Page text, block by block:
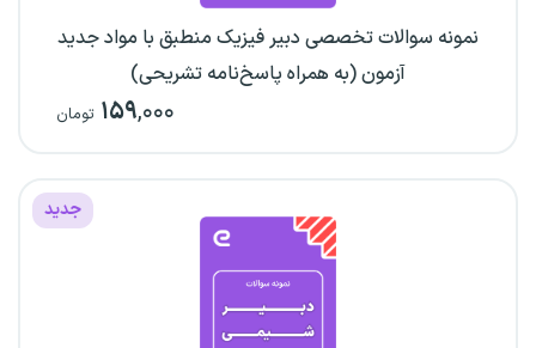
نمونه سوالات تخصصی دبیر فیزیک منطبق با مواد جدید
آزمون (به همراه پاسخ‌نامه تشریحی)
۱۵۹,۰۰۰ تومان
جدید